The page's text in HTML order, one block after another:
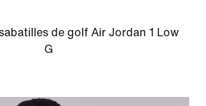
de golf Air Jordan 1 Low
G